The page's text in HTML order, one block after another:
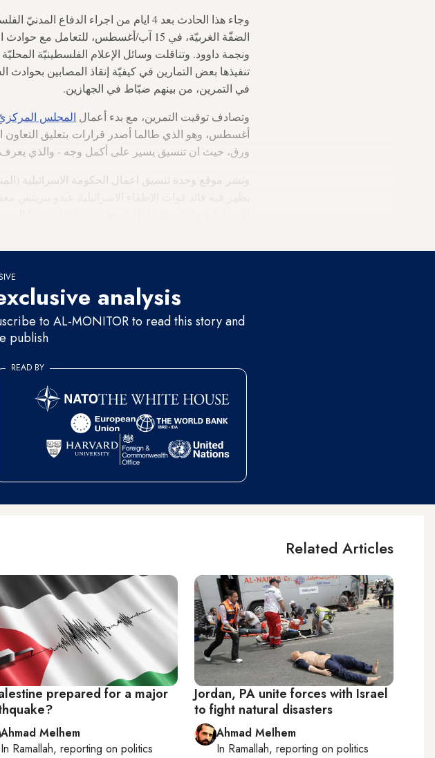
وجاء هذا الحادث بعد 4 ايام من اجراء الدفاع المدنيّ الفلسطينيّ
الضفّة الغربيّة، في 15 آب/أغسطس،
ونجمة داوود. وتناقلت وسائل الإعلام الفلسطينيّة المحليّة
تنفيذها بعض التمارين في كيفيّة إنقاذ المصابين
في التمرين، من بينهم ضبّاط في الجهازين.
وتصادف توقيت التمرين، مع بدء أعمال المجلس
أغسطس، وهو الذي طالما أصدر قرارات بتعليق التعاون
ورق، حيث ان تنسيق يسير على أكمل وجه - والذي يعرف
ونشر موقع وحدة تنسيق اعمال الحكومة الاسرائيلية (المنسق) في 15 آب/اغسطس في
analysis
to AL-MONITOR to read this story and
publish
READ BY
Related Articles
Jordan, PA unite forces with Israel
to fight natural disasters
Ahmad Melhem
In Ramallah, reporting on politics
prepared for a major
Ahmad Melhem
In Ramallah, reporting on politics